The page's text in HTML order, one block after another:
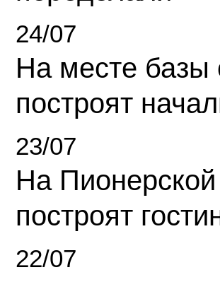
24/07
На месте базы
построят
23/07
На
построят
22/07